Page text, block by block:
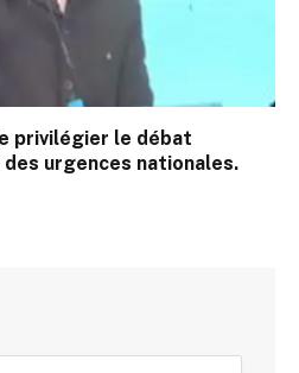
privilégier le débat
urgences nationales.